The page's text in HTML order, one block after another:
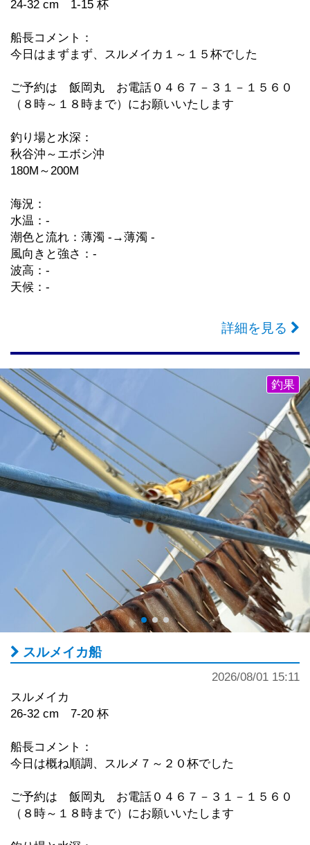
24-32 cm 1-15 杯
船長コメント：
今日はまずまず、スルメイカ１～１５杯でした
ご予約は 飯岡丸 お電話０４６７－３１－１５６０
（８時～１８時まで）にお願いいたします
釣り場と水深：
秋谷沖～エボシ沖
180M～200M
海況：
水温：-
潮色と流れ：薄濁 -→薄濁 -
風向きと強さ：-
波高：-
天候：-
詳細を見る
釣果
スルメイカ船
2026/08/01 15:11
スルメイカ
26-32 cm 7-20 杯
船長コメント：
今日は概ね順調、スルメ７～２０杯でした
ご予約は 飯岡丸 お電話０４６７－３１－１５６０
（８時～１８時まで）にお願いいたします